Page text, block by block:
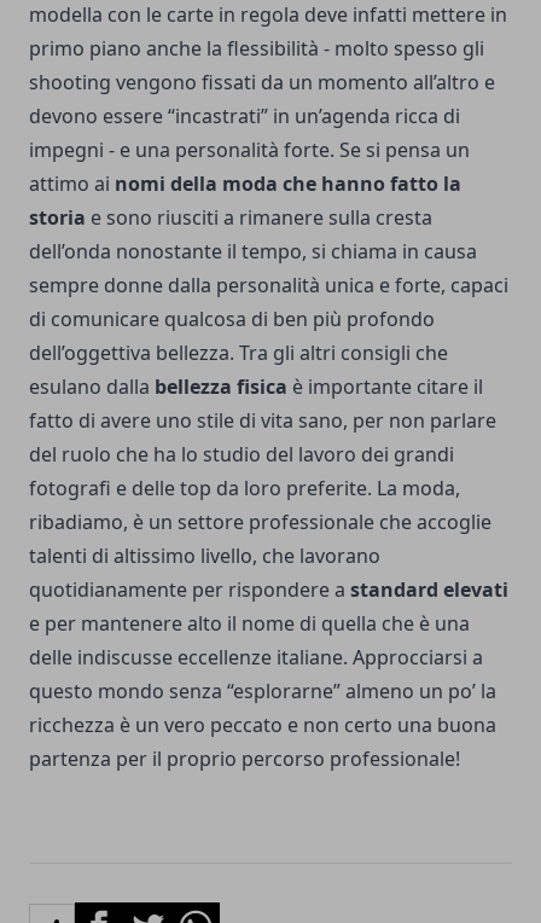
modella con le carte in regola deve infatti mettere in
primo piano anche la flessibilità - molto spesso gli
shooting vengono fissati da un momento all’altro e
devono essere “incastrati” in un’agenda ricca di
impegni - e una personalità forte. Se si pensa un
attimo ai nomi della moda che hanno fatto la
storia e sono riusciti a rimanere sulla cresta
dell’onda nonostante il tempo, si chiama in causa
sempre donne dalla personalità unica e forte, capaci
di comunicare qualcosa di ben più profondo
dell’oggettiva bellezza. Tra gli altri consigli che
esulano dalla bellezza fisica è importante citare il
fatto di avere uno stile di vita sano, per non parlare
del ruolo che ha lo studio del lavoro dei grandi
fotografi e delle top da loro preferite. La moda,
ribadiamo, è un settore professionale che accoglie
talenti di altissimo livello, che lavorano
quotidianamente per rispondere a standard elevati
e per mantenere alto il nome di quella che è una
delle indiscusse eccellenze italiane. Approcciarsi a
questo mondo senza “esplorarne” almeno un po’ la
ricchezza è un vero peccato e non certo una buona
partenza per il proprio percorso professionale!
FacebookTwitterWhatsapp